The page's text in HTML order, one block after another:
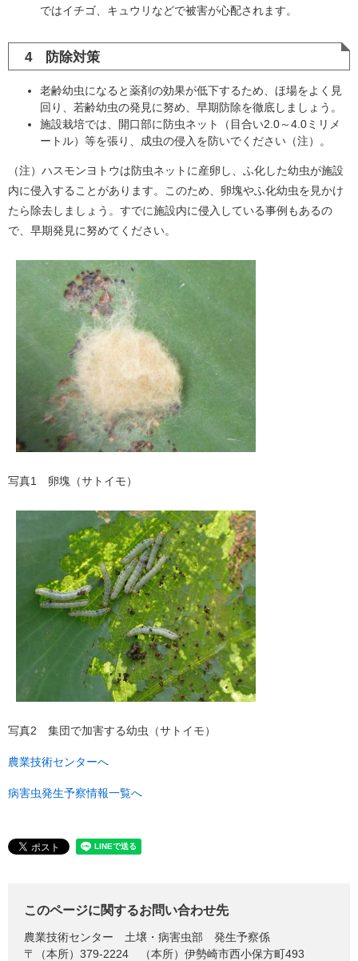
ではイチゴ、キュウリなどで被害が心配されます。
4 防除対策
老齢幼虫になると薬剤の効果が低下するため、ほ場をよく見
回り、若齢幼虫の発見に努め、早期防除を徹底しましょう。
施設栽培では、開口部に防虫ネット（目合い2.0～4.0ミリメ
ートル）等を張り、成虫の侵入を防いでください（注）。
（注）ハスモンヨトウは防虫ネットに産卵し、ふ化した幼虫が施設
内に侵入することがあります。このため、卵塊やふ化幼虫を見かけ
たら除去しましょう。すでに施設内に侵入している事例もあるの
で、早期発見に努めてください。
写真1 卵塊（サトイモ）
写真2 集団で加害する幼虫（サトイモ）
農業技術センターへ
病害虫発生予察情報一覧へ
このページに関するお問い合わせ先
農業技術センター
土壌・病害虫部 発生予察係
〒（本所）379-2224
（本所）伊勢崎市西小保方町493